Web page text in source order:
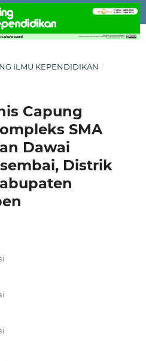
ILMU KEPENDIDIKAN /
Capung
SMA
Dawai
Distrik